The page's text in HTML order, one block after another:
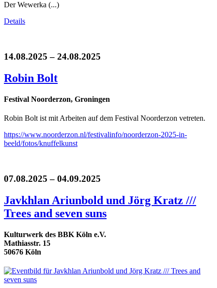
Der Wewerka (...)
Details
14.08.2025 – 24.08.2025
Robin Bolt
Festival Noorderzon, Groningen
Robin Bolt ist mit Arbeiten auf dem Festival Noorderzon vetreten.
https://www.noorderzon.nl/festivalinfo/noorderzon-2025-in-
beeld/fotos/knuffelkunst
07.08.2025 – 04.09.2025
Javkhlan Ariunbold und Jörg Kratz ///
Trees and seven suns
Kulturwerk des BBK Köln e.V.
Mathiasstr. 15
50676 Köln